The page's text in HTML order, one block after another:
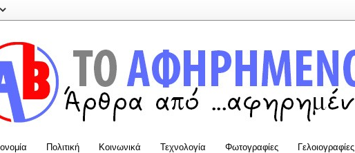
Πολιτική Κοινωνικά Τεχνολογία Φωτογραφίες Γελοιογραφίες